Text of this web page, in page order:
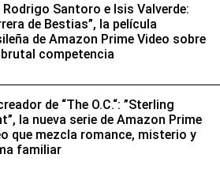
Rodrigo Santoro e Isis Valverde:
de Bestias”, la película
de Amazon Prime Video sobre
competencia
de “The O.C.“: ”Sterling
la nueva serie de Amazon Prime
que mezcla romance, misterio y
familiar